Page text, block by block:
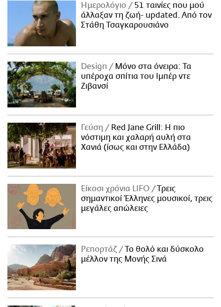
Ημερολόγιο
51 ταινίες που μού
άλλαξαν τη ζωή- updated. Aπό τον
Στάθη Τσαγκαρουσιάνο
Design
Μόνο στα όνειρα: Τα
υπέροχα σπίτια του Ιμπέρ ντε
Ζιβανσί
Γεύση
Red Jane Grill: Η πιο
νόστιμη και χαλαρή αυλή στα
Χανιά (ίσως και στην Ελλάδα)
Είκοσι χρόνια LIFO
Tρεις
σημαντικοί Έλληνες μουσικοί, τρεις
μεγάλες απώλειες
Ρεπορτάζ
Το θολό και δύσκολο
μέλλον της Μονής Σινά